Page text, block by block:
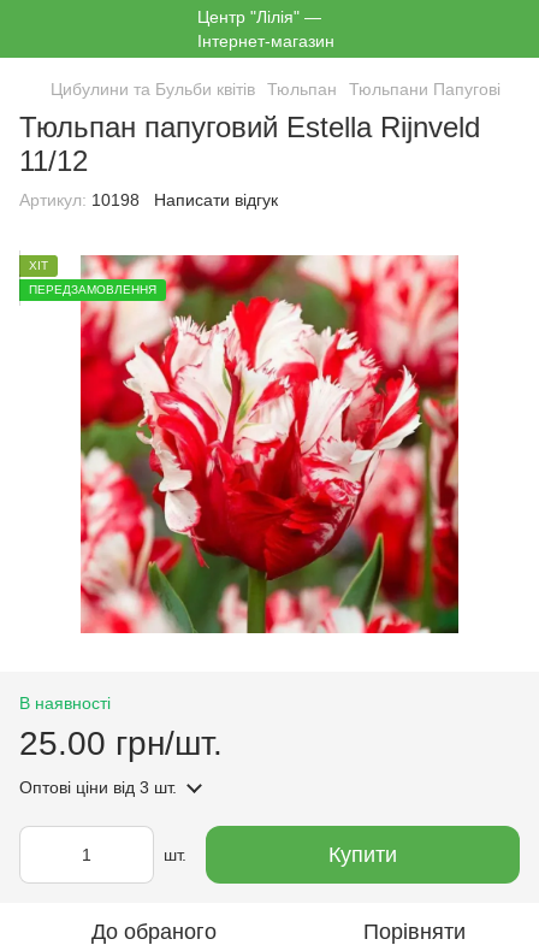
Цибулини та Бульби квітів Тюльпан Тюльпани Папугові
Тюльпан папуговий Estella Rijnveld
11/12
Артикул: 10198 Написати відгук
ХІТ
ПЕРЕДЗАМОВЛЕННЯ
В наявності
25.00 грн/шт.
Оптові ціни від 3 шт.
шт. Купити
До обраного Порівняти